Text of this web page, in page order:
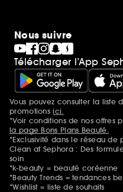
Nous suivre
Télécharger l’App
Mentions
Vous pouvez consulter la liste
promotionsici.
*Voir conditions de nos offres
la page Bons Plans Beauté.
*Exclusivité dans le réseau de
Clean at Sephora : Des
soin
*k-beauty = beauté coréenne
*Beauty Trends = tendances
*Wishlist = liste de souhaits